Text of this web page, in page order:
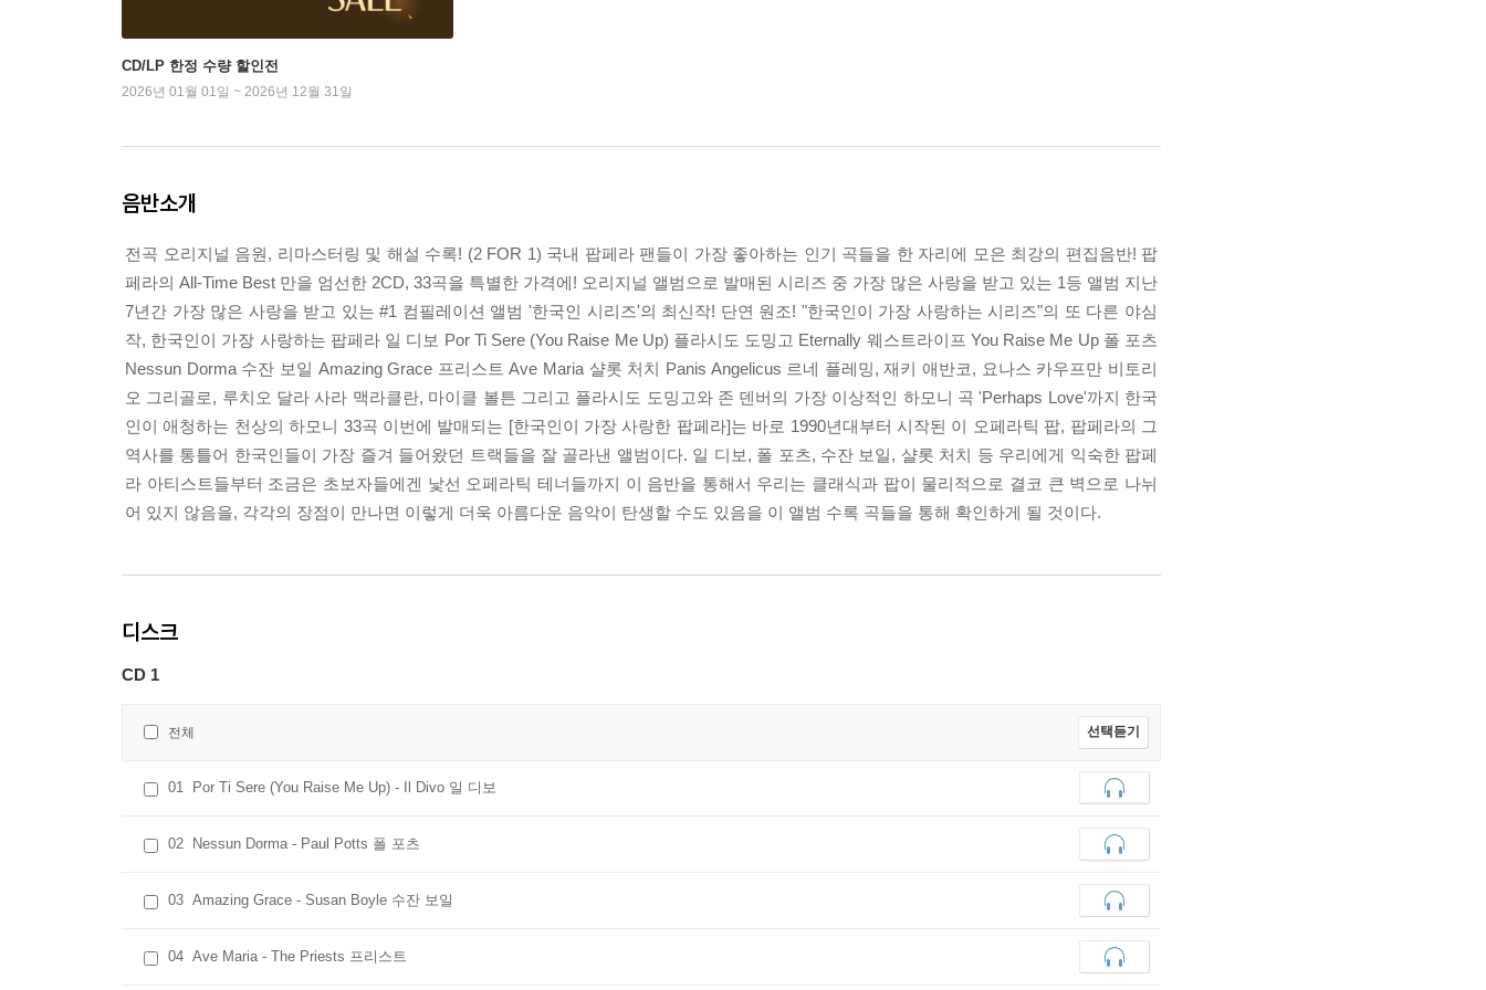
CD/LP 한정 수량 할인전
2026년 01월 01일 ~ 2026년 12월 31일
음반소개
전곡 오리지널 음원, 리마스터링 및 해설 수록! (2 FOR 1) 국내 팝페라 팬들이 가장 좋아하는 인기 곡들을 한 자리에 모은 최강의 편집음반! 팝
페라의 All-Time Best 만을 엄선한 2CD, 33곡을 특별한 가격에! 오리지널 앨범으로 발매된 시리즈 중 가장 많은 사랑을 받고 있는 1등 앨범 지난
7년간 가장 많은 사랑을 받고 있는 #1 컴필레이션 앨범 '한국인 시리즈'의 최신작! 단연 원조! "한국인이 가장 사랑하는 시리즈"의 또 다른 야심
작, 한국인이 가장 사랑하는 팝페라 일 디보 Por Ti Sere (You Raise Me Up) 플라시도 도밍고 Eternally 웨스트라이프 You Raise Me Up 폴 포츠
Nessun Dorma 수잔 보일 Amazing Grace 프리스트 Ave Maria 샬롯 처치 Panis Angelicus 르네 플레밍, 재키 애반코, 요나스 카우프만 비토리
오 그리골로, 루치오 달라 사라 맥라클란, 마이클 볼튼 그리고 플라시도 도밍고와 존 덴버의 가장 이상적인 하모니 곡 'Perhaps Love'까지 한국
인이 애청하는 천상의 하모니 33곡 이번에 발매되는 [한국인이 가장 사랑한 팝페라]는 바로 1990년대부터 시작된 이 오페라틱 팝, 팝페라의 그
역사를 통틀어 한국인들이 가장 즐겨 들어왔던 트랙들을 잘 골라낸 앨범이다. 일 디보, 폴 포츠, 수잔 보일, 샬롯 처치 등 우리에게 익숙한 팝페
라 아티스트들부터 조금은 초보자들에겐 낯선 오페라틱 테너들까지 이 음반을 통해서 우리는 클래식과 팝이 물리적으로 결코 큰 벽으로 나뉘
어 있지 않음을, 각각의 장점이 만나면 이렇게 더욱 아름다운 음악이 탄생할 수도 있음을 이 앨범 수록 곡들을 통해 확인하게 될 것이다.
디스크
CD 1
전체 선택듣기
01 Por Ti Sere (You Raise Me Up) - Il Divo 일 디보
02 Nessun Dorma - Paul Potts 폴 포츠
03 Amazing Grace - Susan Boyle 수잔 보일
04 Ave Maria - The Priests 프리스트